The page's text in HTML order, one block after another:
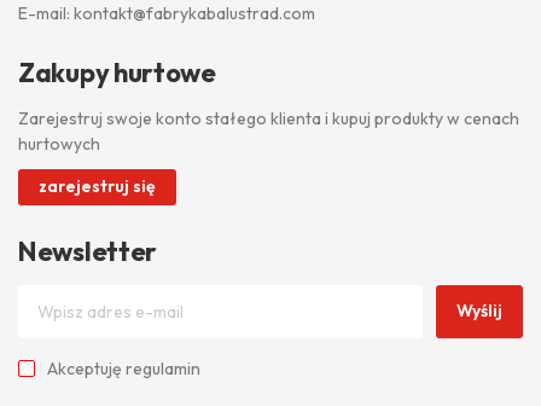
E-mail: kontakt@fabrykabalustrad.com
Zakupy hurtowe
Zarejestruj swoje konto stałego klienta i kupuj produkty w cenach
hurtowych
zarejestruj się
Newsletter
Wyślij
Akceptuję regulamin